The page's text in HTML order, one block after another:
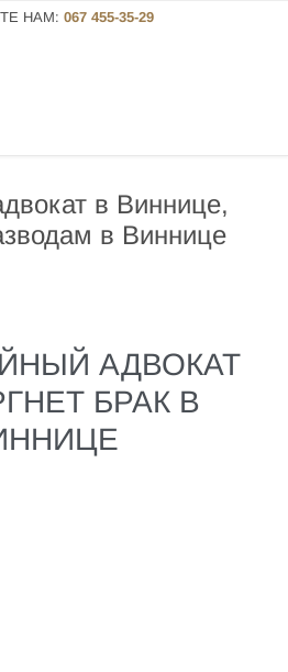
НАМ: 067 455-35-29
в Виннице,
в Виннице
АДВОКАТ
БРАК В